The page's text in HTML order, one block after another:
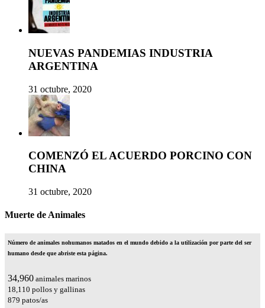
NUEVAS PANDEMIAS INDUSTRIA
ARGENTINA
31 octubre, 2020
COMENZÓ EL ACUERDO PORCINO CON
CHINA
31 octubre, 2020
Muerte de Animales
Número de animales nohumanos matados en el mundo debido a la utilización por parte del ser
humano desde que abriste esta página.
39,954 animales marinos
20,698 pollos y gallinas
1,004patos/as